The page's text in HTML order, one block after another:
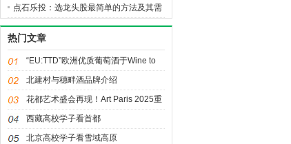
点石乐投：选龙头股最简单的方法及其需
要考虑的因素
热门文章
“EU:TTD”欧洲优质葡萄酒于Wine to
Asia登场 引领欧风飨宴
北建村与穗畔酒品牌介绍
花都艺术盛会再现！Art Paris 2025重
返巴黎大皇宫
西藏高校学子看首都
北京高校学子看雪域高原